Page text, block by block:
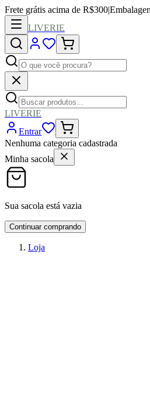
Frete grátis acima de R$300|
LIVERIE
LIVERIE
Entrar
Nenhuma categoria cadastrada
Minha sacola
Sua sacola está vazia
Continuar comprando
Loja